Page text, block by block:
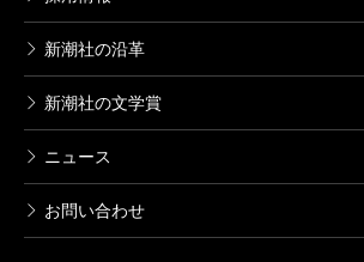
新潮社の沿革
新潮社の文学賞
ニュース
お問い合わせ